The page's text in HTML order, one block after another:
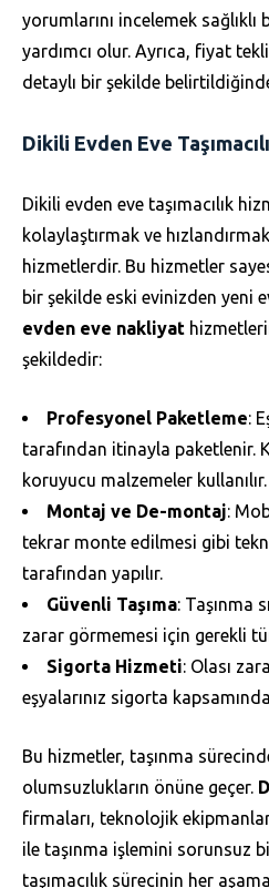
yorumlarını incelemek sağlıklı
yardımcı olur. Ayrıca, fiyat
detaylı bir şekilde
Dikili Evden Eve
Dikili evden eve taşımacılık
kolaylaştırmak ve
hizmetlerdir. Bu hizmetler
bir şekilde eski evinizden yeni
evden eve nakliyat
şekildedir:
Profesyonel Paketleme:
tarafından itinayla paketlenir.
koruyucu malzemeler kullanılır.
Montaj ve De-montaj:
tekrar monte edilmesi gibi
tarafından yapılır.
Güvenli Taşıma: Taşınma
zarar görmemesi için gerekli
Sigorta Hizmeti: Olası
eşyalarınız sigorta
Bu hizmetler, taşınma
olumsuzlukların önüne geçer.
firmaları, teknolojik
ile taşınma işlemini sorunsuz
taşımacılık sürecinin her